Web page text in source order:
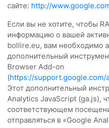
сайте: http://
Если вы не хотите, чтобы
информацию о вашей
bollire.eu, вам необходимо
дополнительный
Browser Add-on
(https://support.google.com/
Этот дополнительный
Analytics JavaScript (ga.js),
соответствующем
отправляться в «Google